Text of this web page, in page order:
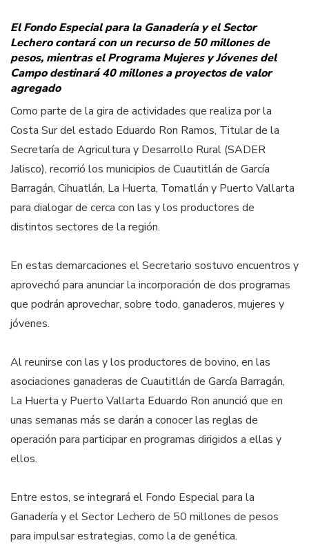
El Fondo Especial para la Ganadería y el Sector
Lechero contará con un recurso de 50 millones de
pesos, mientras el Programa Mujeres y Jóvenes del
Campo destinará 40 millones a proyectos de valor
agregado
Como parte de la gira de actividades que realiza por la
Costa Sur del estado Eduardo Ron Ramos, Titular de la
Secretaría de Agricultura y Desarrollo Rural (SADER
Jalisco), recorrió los municipios de Cuautitlán de García
Barragán, Cihuatlán, La Huerta, Tomatlán y Puerto Vallarta
para dialogar de cerca con las y los productores de
distintos sectores de la región.
En estas demarcaciones el Secretario sostuvo encuentros y
aprovechó para anunciar la incorporación de dos programas
que podrán aprovechar, sobre todo, ganaderos, mujeres y
jóvenes.
Al reunirse con las y los productores de bovino, en las
asociaciones ganaderas de Cuautitlán de García Barragán,
La Huerta y Puerto Vallarta Eduardo Ron anunció que en
unas semanas más se darán a conocer las reglas de
operación para participar en programas dirigidos a ellas y
ellos.
Entre estos, se integrará el Fondo Especial para la
Ganadería y el Sector Lechero de 50 millones de pesos
para impulsar estrategias, como la de genética.